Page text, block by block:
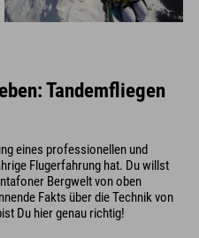
Tandemfliegen
eines professionellen und
Flugerfahrung hat. Du willst
Bergwelt von oben
Fakts über die Technik von
Du hier genau richtig!